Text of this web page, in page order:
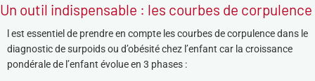
Un outil indispensable : les courbes de corpulence
l est essentiel de prendre en compte les courbes de corpulence dans le
diagnostic de surpoids ou d’obésité chez l’enfant car la croissance
pondérale de l’enfant évolue en 3 phases :